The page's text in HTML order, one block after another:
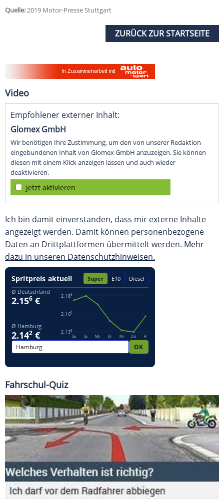
Quelle:2019 Motor-Presse Stuttgart
ZURÜCK ZUR STARTSEITE
Video
Empfohlener externer Inhalt:
Glomex GmbH
Wir benötigen Ihre Zustimmung, um den von unserer Redaktion
eingebundenen Inhalt von Glomex GmbH anzuzeigen. Sie können
diesen mit einem Klick anzeigen lassen und auch wieder
deaktivieren.
jetzt aktivieren
Ich bin damit einverstanden, dass mir externe Inhalte
angezeigt werden. Damit können personenbezogene
Daten an Drittplattformen übermittelt werden. Mehr
dazu in unseren Datenschutzhinweisen.
Fahrschul-Quiz